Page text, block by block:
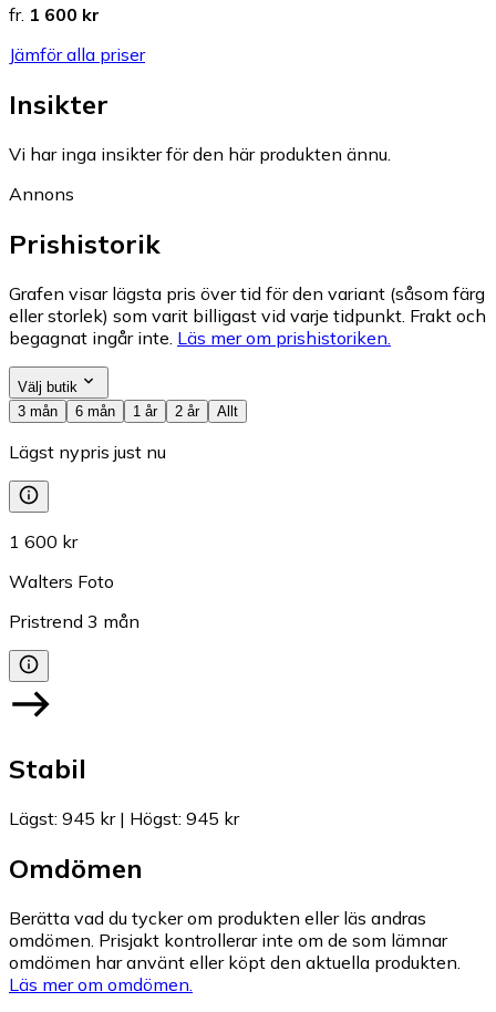
fr. 1 600 kr
Jämför alla priser
Insikter
Vi har inga insikter för den här produkten ännu.
Annons
Prishistorik
Grafen visar lägsta pris över tid för den variant (såsom färg
eller storlek) som varit billigast vid varje tidpunkt. Frakt och
begagnat ingår inte. Läs mer om prishistoriken.
Välj butik
3 mån
6 mån 1 år 2 år Allt
Lägst nypris just nu
1 600 kr
Walters Foto
Pristrend 3 mån
Stabil
Lägst: 945 kr| Högst: 945 kr
Omdömen
Berätta vad du tycker om produkten eller läs andras
omdömen. Prisjakt kontrollerar inte om de som lämnar
omdömen har använt eller köpt den aktuella produkten.
Läs mer om omdömen.